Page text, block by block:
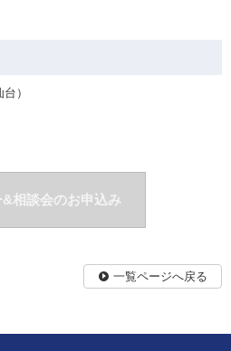
）
&相談会のお申込み
一覧ページへ戻る